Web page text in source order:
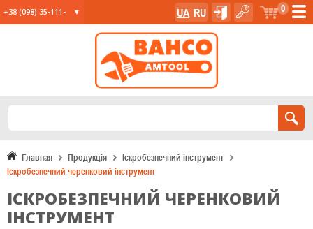
+38 (098) 35-111- 0
UA RU
Главная Продукція
Іскробезпечний інструмент
Іскробезпечний черенковий інструмент
ІСКРОБЕЗПЕЧНИЙ ЧЕРЕНКОВИЙ
ІНСТРУМЕНТ